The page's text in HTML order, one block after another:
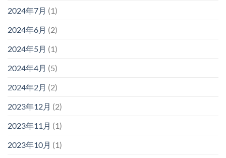
2024年7月 (1)
2024年6月 (2)
2024年5月 (1)
2024年4月 (5)
2024年2月 (2)
2023年12月 (2)
2023年11月 (1)
2023年10月 (1)